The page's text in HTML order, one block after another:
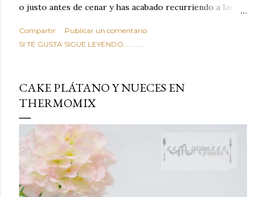
o justo antes de cenar y has acabado recurriendo a las
típicas patatas de bolsa, frutos secos fritos o snacks
ultraprocesados llenos de grasas saturadas y sodio?
Todos hemos estado ahí. Sin embargo, cuidarse no tiene
satisface. Estas alubias crujientes al horno van a cambiar
por completo tu forma de ver las legumbres. Olvídate de
asociar las alubias únicamente a los guisos tradicionales y
copiosos de invierno. Con esta receta simple pero
revolucionaria, transformaremos un ingrediente tan
humilde como la alubia de La Bañeza en un snack ligero,
dorado, cargado de proteína y 100% natural. Es el
sustituto perfecto a los frutos se...
Compartir
Publicar un comentario
SI TE GUSTA SIGUE LEYENDO............
CAKE PLÁTANO Y NUECES EN
THERMOMIX